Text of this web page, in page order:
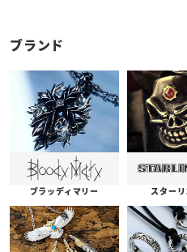
ブランド
ブラッディマリー スター